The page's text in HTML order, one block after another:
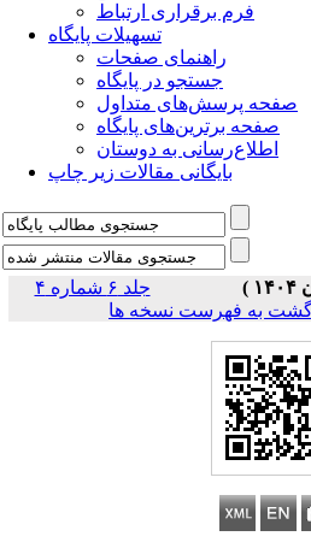
فرم برقراری ارتباط
تسهیلات پایگاه
راهنمای صفحات
جستجو در پایگاه
صفحه پرسش‌های متداول
صفحه برترین‌های پایگاه
اطلاع‌رسانی به دوستان
بایگانی مقالات زیر چاپ
جلد ۶ شماره ۴
به فهرست نسخه ها